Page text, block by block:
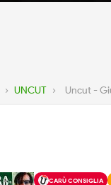
› UNCUT › Uncut -
CARÙ CONSIGLIA